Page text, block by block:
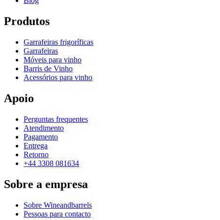
Produtos
Garrafeiras frigoríficas
Garrafeiras
Móveis para vinho
Barris de Vinho
Acessórios para vinho
Apoio
Perguntas frequentes
Atendimento
Pagamento
Entrega
Retorno
+44 3308 081634
Sobre a empresa
Sobre Wineandbarrels
Pessoas para contacto